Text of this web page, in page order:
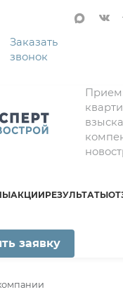
Заказать
звонок
АКЦИИРЕЗУЛЬТАТЫ
заявку